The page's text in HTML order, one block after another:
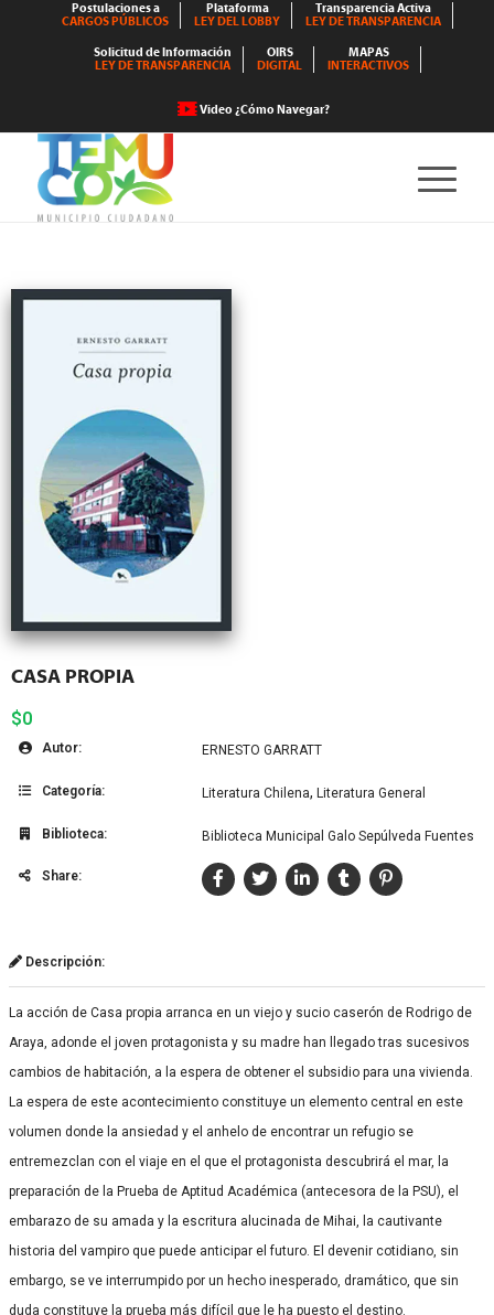
Postulaciones a
CARGOS PÚBLICOS
Plataforma
LEY DEL LOBBY
Transparencia Activa
LEY DE TRANSPARENCIA
Solicitud de Información
LEY DE TRANSPARENCIA
OIRS
DIGITAL
MAPAS
INTERACTIVOS
Video ¿Cómo Navegar?
CASA PROPIA
$0
Autor: ERNESTO GARRATT
Categoría: Literatura Chilena, Literatura General
Biblioteca: Biblioteca Municipal Galo Sepúlveda Fuentes
Share:
Descripción:
La acción de Casa propia arranca en un viejo y sucio caserón de Rodrigo de
Araya, adonde el joven protagonista y su madre han llegado tras sucesivos
cambios de habitación, a la espera de obtener el subsidio para una vivienda.
La espera de este acontecimiento constituye un elemento central en este
volumen donde la ansiedad y el anhelo de encontrar un refugio se
entremezclan con el viaje en el que el protagonista descubrirá el mar, la
preparación de la Prueba de Aptitud Académica (antecesora de la PSU), el
embarazo de su amada y la escritura alucinada de Mihai, la cautivante
historia del vampiro que puede anticipar el futuro. El devenir cotidiano, sin
embargo, se ve interrumpido por un hecho inesperado, dramático, que sin
duda constituye la prueba más difícil que le ha puesto el destino.